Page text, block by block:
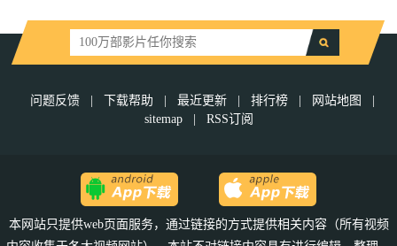
问题反馈 | 下载帮助 | 最近更新 | 排行榜 | 网站地图
|
sitemap
| RSS订阅
本网站只提供web页面服务，通过链接的方式提供相关内容（所有视频